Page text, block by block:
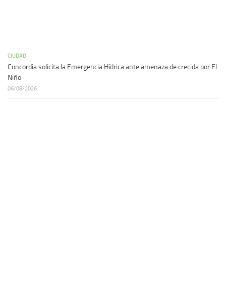
CIUDAD
Concordia solicita la Emergencia Hídrica ante amenaza de crecida por El
Niño
06/08/2026